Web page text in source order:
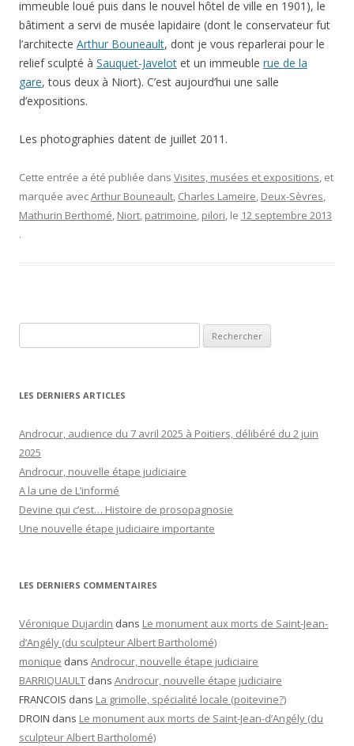
immeuble loué puis dans le nouvel hôtel de ville en 1901), le
bâtiment a servi de musée lapidaire (dont le conservateur fut
l’architecte Arthur Bouneault, dont je vous reparlerai pour le
relief sculpté à Sauquet-Javelot et un immeuble rue de la
gare, tous deux à Niort). C’est aujourd’hui une salle
d’expositions.
Les photographies datent de juillet 2011.
Cette entrée a été publiée dans Visites, musées et expositions, et
marquée avecArthur Bouneault, Charles Lameire, Deux-Sèvres,
Mathurin Berthomé, Niort, patrimoine, pilori, le 12 septembre 2013
.
LES DERNIERS ARTICLES
Androcur, audience du 7 avril 2025 à Poitiers, délibéré du 2 juin
2025
Androcur, nouvelle étape judiciaire
A la une de L’informé
Devine qui c’est… Histoire de prosopagnosie
Une nouvelle étape judiciaire importante
LES DERNIERS COMMENTAIRES
Véronique Dujardin dans Le monument aux morts de Saint-Jean-
d’Angély (du sculpteur Albert Bartholomé)
monique dans Androcur, nouvelle étape judiciaire
BARRIQUAULT dans Androcur, nouvelle étape judiciaire
FRANCOIS dans La grimolle, spécialité locale (poitevine?)
DROIN dans Le monument aux morts de Saint-Jean-d’Angély (du
sculpteur Albert Bartholomé)